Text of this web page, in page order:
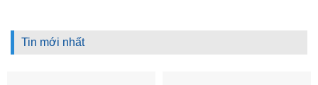
Tin mới nhất